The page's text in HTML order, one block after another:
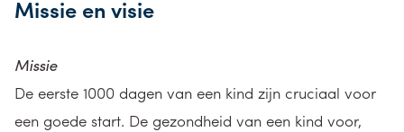
Missie en visie
Missie
De eerste 1000 dagen van een kind zijn cruciaal voor
een goede start. De gezondheid van een kind voor,